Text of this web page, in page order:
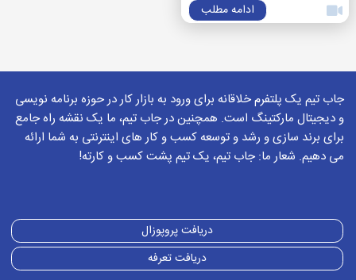
ادامه مطلب
جاب تیم یک پلتفرم خلاقانه برای ورود به بازار کار در حوزه برنامه نویسی
و دیجیتال مارکتینگ است. همچنین در جاب تیم، ما یک نقشه راه جامع
برای برند سازی و رشد و توسعه کسب و کار های اینترنتی به شما ارائه
می دهیم. شعار ما: جاب تیم، یک تیم پشت کسب و کارته!
دریافت پروپوزال
دریافت تعرفه